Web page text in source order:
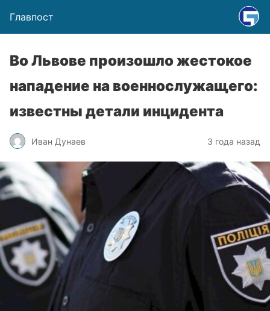
Главпост
Во Львове произошло жестокое
нападение на военнослужащего:
известны детали инцидента
Иван Дунаев 3 года назад